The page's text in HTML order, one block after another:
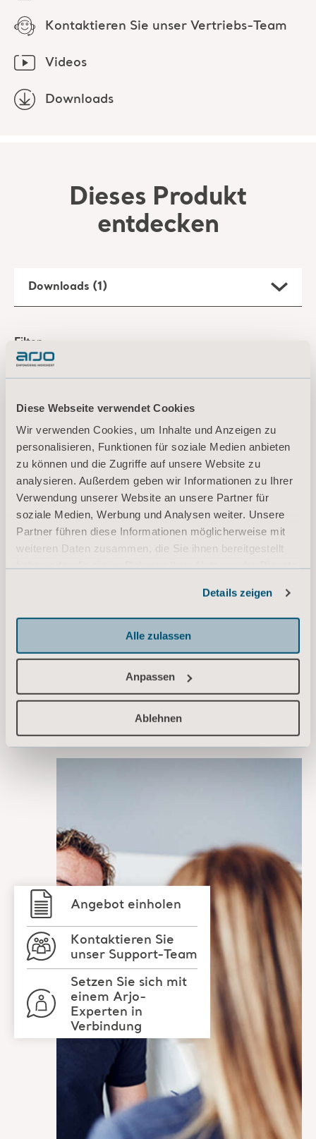
Diese Webseite verwendet Cookies
Wir verwenden Cookies, um Inhalte und Anzeigen zu
personalisieren, Funktionen für soziale Medien anbieten
zu können und die Zugriffe auf unsere Website zu
analysieren. Außerdem geben wir Informationen zu Ihrer
Verwendung unserer Website an unsere Partner für
soziale Medien, Werbung und Analysen weiter. Unsere
Partner führen diese Informationen möglicherweise mit
weiteren Daten zusammen, die Sie ihnen bereitgestellt
Details zeigen
Alle zulassen
Anpassen
Ablehnen
Kontaktieren Sie unser Vertriebs-Team
Videos
Downloads
Dieses Produkt
entdecken
Downloads (1)
Filter
Alle
Total Lift Bed Brochure
Typ: Broschüre
DOWNLOAD
in Ihrem Land verfügbar ist.
Wir sind für Sie da!
Ihnen gerne weiter.
Angebot einholen
Kontaktieren Sie
unser Support-Team
Setzen Sie sich mit
einem Arjo-
Experten in
Verbindung